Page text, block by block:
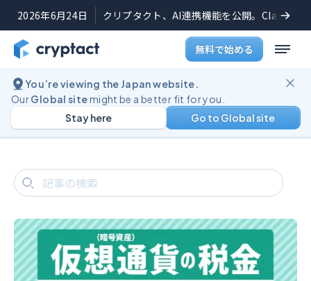
2026年6月24日 クリプタクト、AI連携機能を公開。Claude
無料で始める
You’re viewing the Japan website.
OurGlobal sitemight be a better fit for you.
Go to Global site
Stay here
ブログ 記事一覧
記事一覧